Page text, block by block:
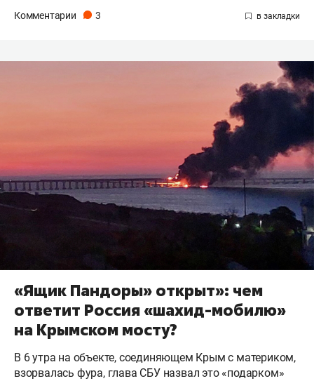
Комментарии 3
«Ящик Пандоры» открыт»: чем
ответит Россия «шахид-мобилю»
на Крымском мосту?
В 6 утра на объекте, соединяющем Крым с материком,
взорвалась фура, глава СБУ назвал это «подарком»